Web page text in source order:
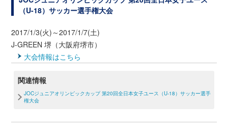
（U-18）サッカー選手権大会
2017/1/3(火)～2017/1/7(土)
J-GREEN 堺（大阪府堺市）
大会情報はこちら
関連情報
JOCジュニアオリンピックカップ 第20回全日本女子ユース（U-18）サッカー選手
権大会